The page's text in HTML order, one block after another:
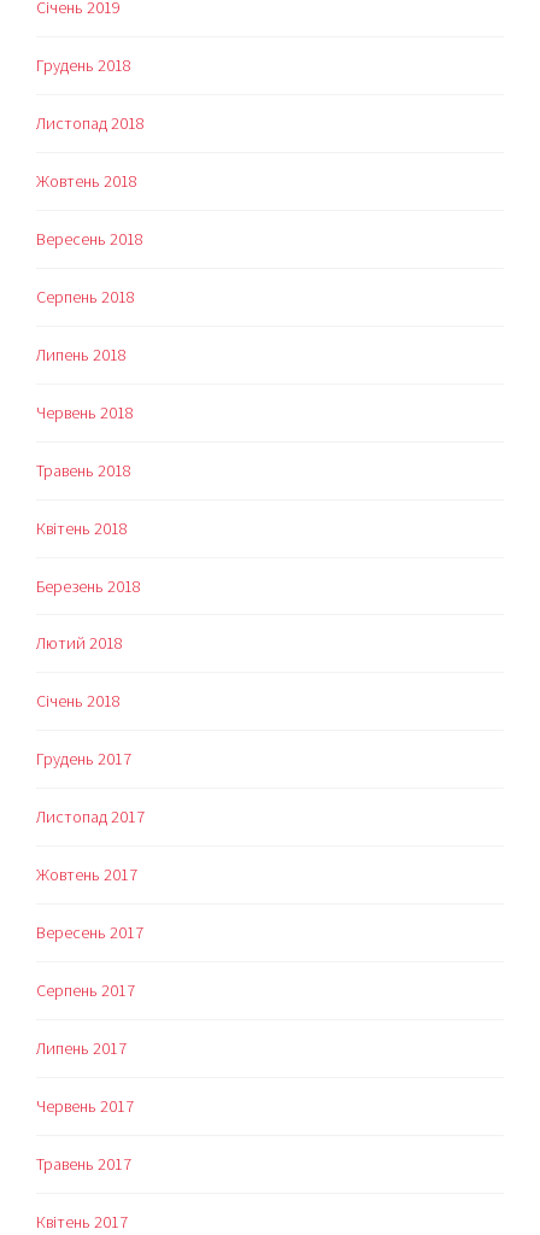
Січень 2019
Грудень 2018
Листопад 2018
Жовтень 2018
Вересень 2018
Серпень 2018
Липень 2018
Червень 2018
Травень 2018
Квітень 2018
Березень 2018
Лютий 2018
Січень 2018
Грудень 2017
Листопад 2017
Жовтень 2017
Вересень 2017
Серпень 2017
Липень 2017
Червень 2017
Травень 2017
Квітень 2017